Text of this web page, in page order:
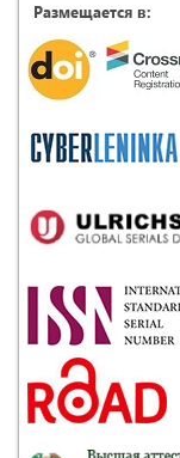
Размещается в: